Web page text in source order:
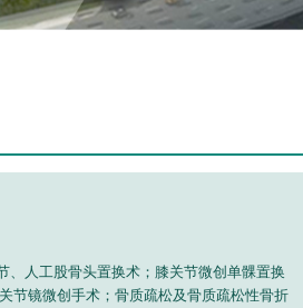
、人工股骨头置换术；膝关节微创单髁置换
节镜微创手术；骨质疏松及骨质疏松性骨折